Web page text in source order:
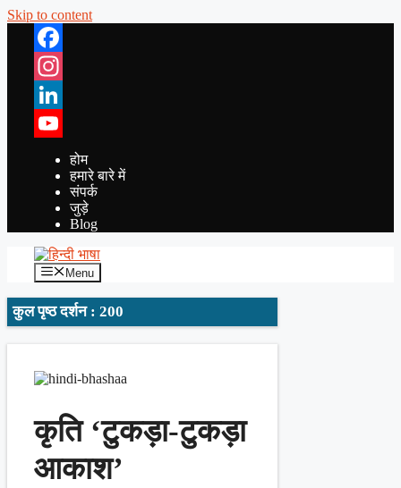
Skip to content
Facebook
Instagram
LinkedIn
YouTube
होम
हमारे बारे में
संपर्क
जुड़े
Blog
Menu
कुल पृष्ठ दर्शन : 200
कृति ‘टुकड़ा-टुकड़ा
आकाश’